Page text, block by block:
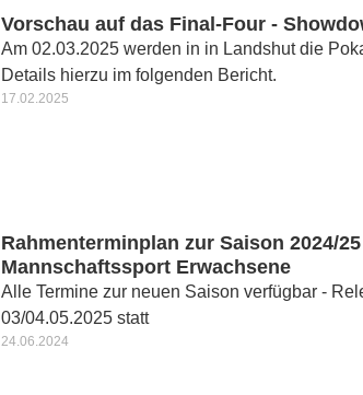
Vorschau auf das Final-Four -
Am 02.03.2025 werden in in Landshut die
Details hierzu im folgenden Bericht.
17.02.2025
Rahmenterminplan zur Saison 2024/
Mannschaftssport Erwachsene
Alle Termine zur neuen Saison verfügbar -
03/04.05.2025 statt
24.06.2024